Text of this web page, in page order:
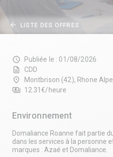
arrow_back LISTE DES OFFRES
schedule Publiée le : 01/08/2026
description CDD
place Montbrison (42), Rhone
payments 12.31€/heure
Environnement
Domaliance Roanne fait partie
dans les services à la personne
marques : Azaé et Domaliance.